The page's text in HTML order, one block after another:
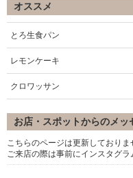
オススメ
とろ生食パン
レモンケーキ
クロワッサン
お店・スポットからのメッ
こちらのページは更新しておりま
ご来店の際は事前にインスタグ